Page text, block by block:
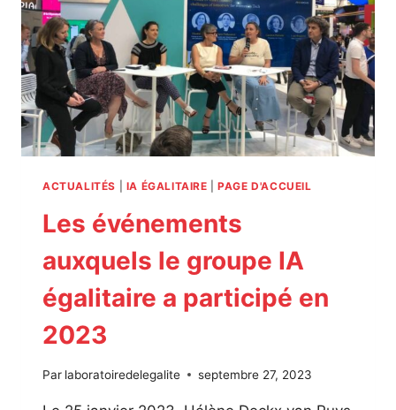
D’ACTIONS
ACTUALITÉS IA ÉGALITAIRE |PAGE D'ACCUEIL
Les événements
auxquels le groupe IA
égalitaire a participé en
2023
Par laboratoiredelegalite septembre 27, 2023